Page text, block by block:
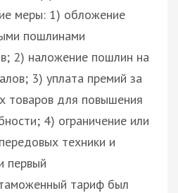
меры: 1) обложение
пошлинами
2) наложение пошлин на
3) уплата премий за
товаров для повышения
4) ограничение или
техники и
первый
тариф был